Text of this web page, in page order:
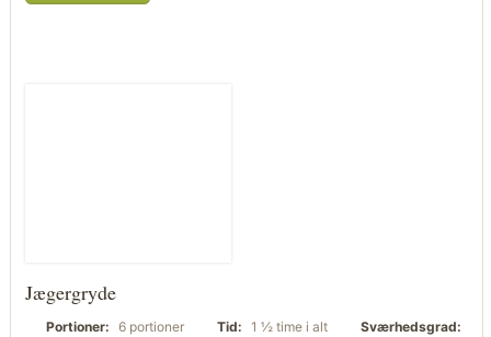
Jægergryde
Portioner: 6 portioner Tid: 1 ½ time i alt
Sværhedsgrad: